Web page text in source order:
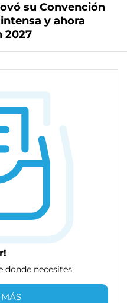
su Convención
y ahora
2027
donde necesites